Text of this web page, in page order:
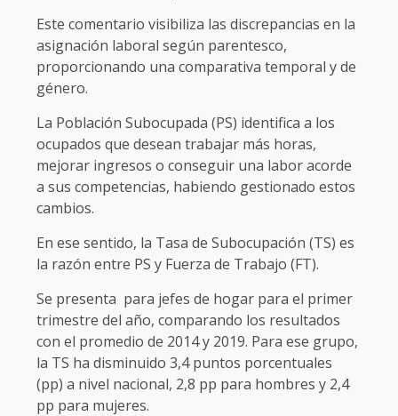
Este comentario visibiliza las discrepancias en la
asignación laboral según parentesco,
proporcionando una comparativa temporal y de
género.
La Población Subocupada (PS) identifica a los
ocupados que desean trabajar más horas,
mejorar ingresos o conseguir una labor acorde
a sus competencias, habiendo gestionado estos
cambios.
En ese sentido, la Tasa de Subocupación (TS) es
la razón entre PS y Fuerza de Trabajo (FT).
Se presenta para jefes de hogar para el primer
trimestre del año, comparando los resultados
con el promedio de 2014 y 2019. Para ese grupo,
la TS ha disminuido 3,4 puntos porcentuales
(pp) a nivel nacional, 2,8 pp para hombres y 2,4
pp para mujeres.